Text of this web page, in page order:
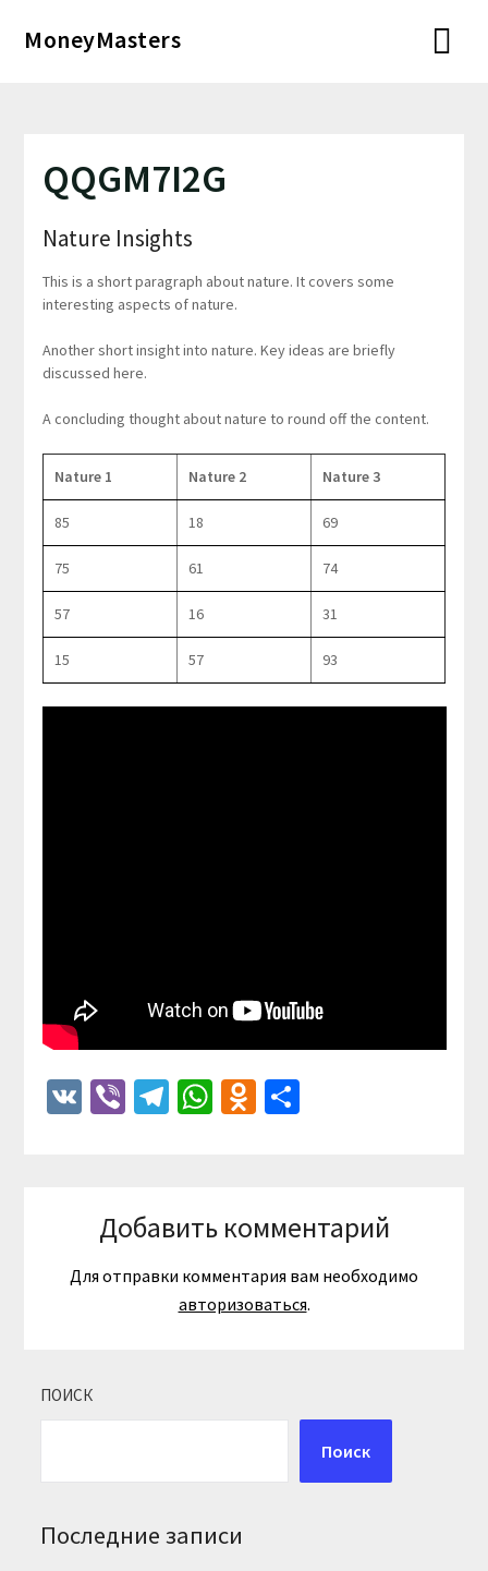
MoneyMasters
QQGM7I2G
Nature Insights
This is a short paragraph about nature. It covers some
interesting aspects of nature.
Another short insight into nature. Key ideas are briefly
discussed here.
A concluding thought about nature to round off the content.
Nature 1 Nature 2 Nature 3
85 18 69
75 61 74
57 16 31
15 57 93
VKViberTelegram
WhatsApp
Odnoklassniki
Отправить
Добавить комментарий
Для отправки комментария вам необходимо
авторизоваться.
ПОИСК
Поиск
Последние записи